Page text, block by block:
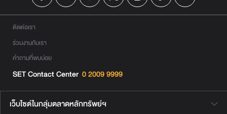
ติดต่อเรา
ร่วมงานกับเรา
คำถามที่พบบ่อย
SET Contact Center 0 2009 9999
เว็บไซต์ในกลุ่มตลาดหลักทรัพย์ฯ